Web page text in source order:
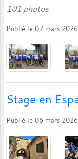
101 photos
Publié le 07 mars 2026
Stage en
Publié le 06 mars 2026